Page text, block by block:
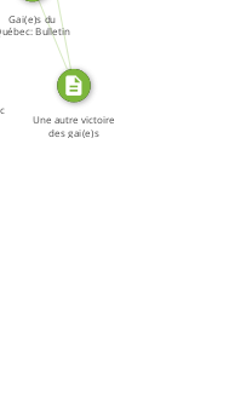
FROM
Gai(e)s du
Bulletin
Une autre victoire
des gai(e)s